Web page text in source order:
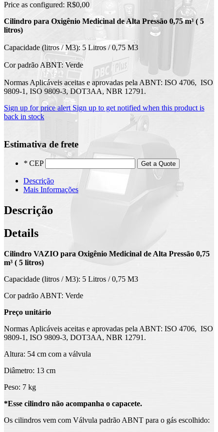
Price as configured: R$0,00
Cilindro para Oxigênio Medicinal de Alta Pressão 0,75 m³ ( 5
litros)
Capacidade (litros / M3): 5 Litros / 0,75 M3
Cor padrão ABNT: Verde
Normas Aplicáveis aceitas e aprovadas pela ABNT: ISO 4706, ISO
9809-1, ISO 9809-3, DOT3AA, NBR 12791.
Sign up for price alert Sign up to get notified when this product is
back in stock
Estimativa de frete
* CEP Get a Quote
Descrição
Mais Informações
Descrição
Details
Cilindro VAZIO para Oxigênio Medicinal de Alta Pressão 0,75
m³ ( 5 litros)
Capacidade (litros / M3): 5 Litros / 0,75 M3
Cor padrão ABNT: Verde
Preço unitário
Normas Aplicáveis aceitas e aprovadas pela ABNT: ISO 4706, ISO
9809-1, ISO 9809-3, DOT3AA, NBR 12791.
Altura: 54 cm com a válvula
Diâmetro: 13 cm
Peso: 7 kg
*Esse cilindro não acompanha o capacete.
Os cilindros vem com Válvula padrão ABNT para o gás escolhido: